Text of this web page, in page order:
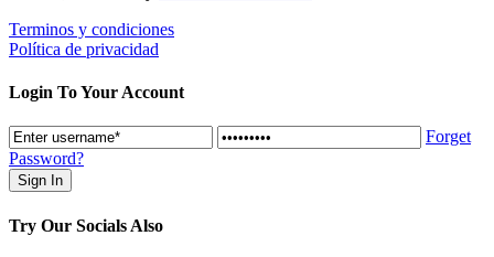
Terminos y condiciones
Política de privacidad
Login To Your Account
Forget
Password?
Try Our Socials Also